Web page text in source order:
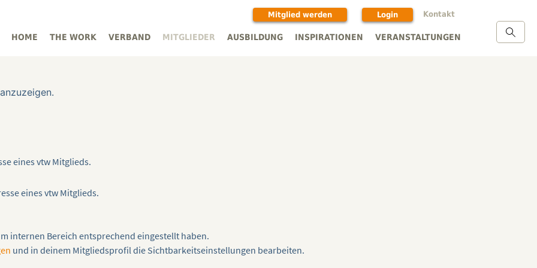
Mitglied werden Login Kontakt
HOME THE WORK VERBAND MITGLIEDER AUSBILDUNG INSPIRATIONEN VERANSTALTUNGEN
eines vtw Mitglieds.
eines vtw Mitglieds.
internen Bereich entsprechend eingestellt haben.
und in deinem Mitgliedsprofil die Sichtbarkeitseinstellungen bearbeiten.